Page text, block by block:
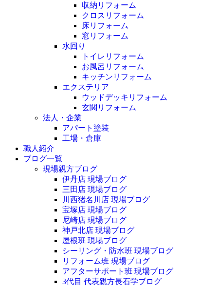
収納リフォーム
クロスリフォーム
床リフォーム
窓リフォーム
水回り
トイレリフォーム
お風呂リフォーム
キッチンリフォーム
エクステリア
ウッドデッキリフォーム
玄関リフォーム
法人・企業
アパート塗装
工場・倉庫
職人紹介
ブログ一覧
現場親方ブログ
伊丹店 現場ブログ
三田店 現場ブログ
川西猪名川店 現場ブログ
宝塚店 現場ブログ
尼崎店 現場ブログ
神戸北店 現場ブログ
屋根班 現場ブログ
シーリング・防水班 現場ブログ
リフォーム班 現場ブログ
アフターサポート班 現場ブログ
3代目 代表親方長石学ブログ